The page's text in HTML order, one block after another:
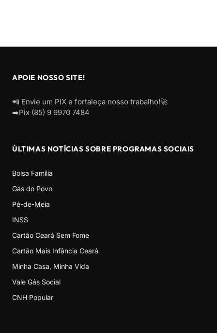
APOIE NOSSO SITE!
📲 Envie um PIX e fortaleça nosso trabalho!🚀
➡️Pix (85) 9 9970 7484
ÚLTIMAS NOTÍCIAS SOBRE PROGRAMAS SOCIAIS
Bolsa Família
Gás do Povo
Pé-de-Meia
INSS
Cartão Ceará Sem Fome
Cartão Mais Infância Ceará
Minha Casa, Minha Vida
Vale Gás Social
CNH Popular